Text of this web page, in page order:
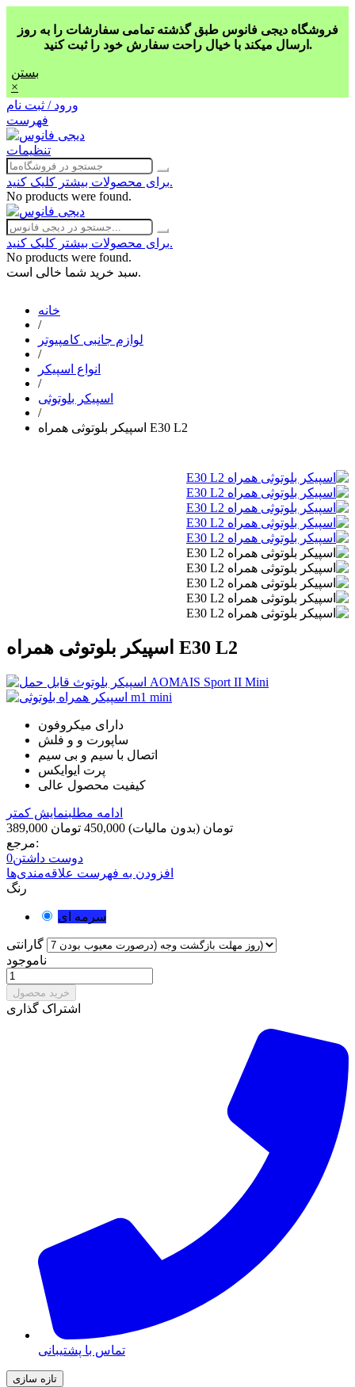
فروشگاه دیجی فانوس طبق گذشته تمامی سفارشات را به روز
ارسال میکند با خیال راحت سفارش خود را ثبت کنید.
بستن
×
ورود / ثبت نام
فهرست
تنظیمات
برای محصولات بیشتر کلیک کنید.
No products were found.
برای محصولات بیشتر کلیک کنید.
No products were found.
سبد خرید شما خالی است.
خانه
/
لوازم جانبی کامپیوتر
/
انواع اسپیکر
/
اسپیکر بلوتوثی
/
اسپیکر بلوتوثی همراه E30 L2
اسپیکر بلوتوثی همراه E30 L2
ساپورت و و فلش
اتصال با سیم و بی سیم
پرت ایوایکس
کیفیت محصول عالی
ادامه مطلبنمایش کمتر
389,000 تومان (بدون مالیات) 450,000 تومان
مرجع:
دوست داشتن0
افزودن به فهرست علاقه‌مندی‌ها
رنگ
سرمه ای
گارانتی
ناموجود
خرید محصول
اشتراک گذاری
تماس با پشتیبانی